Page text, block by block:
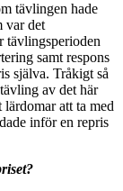
tävlingen hade
var det
tävlingsperioden
samt respons
själva. Tråkigt så
av det här
lärdomar att ta med
inför en repris